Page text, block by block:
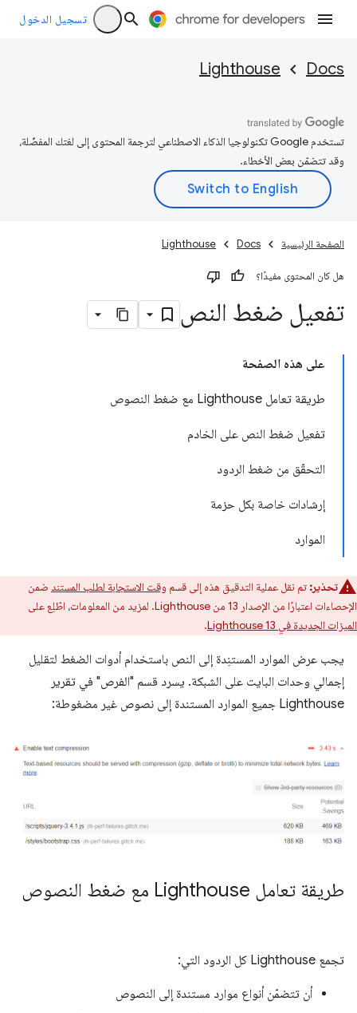
تسجيل الدخول
Docs
Lighthouse
تستخدم Google تكنولوجيا الذكاء الاصطناعي لترجمة المحتوى إلى لغتك المفضّلة،
وقد تتضمّن بعض الأخطاء.
الصفحة الرئيسية Docs
Lighthouse
هل كان المحتوى مفيدًا؟
تفعيل ضغط النص
على هذه الصفحة
طريقة تعامل Lighthouse مع ضغط النصوص
تفعيل ضغط النص على الخادم
التحقّق من ضغط الردود
إرشادات خاصة بكل حزمة
الموارد
تحذير: تم نقل عملية التدقيق هذه إلى قسم وقت الاستجابة لطلب المستند ضمن
الإحصاءات اعتبارًا من الإصدار 13 من Lighthouse. لمزيد من المعلومات، اطّلِع على
الميزات الجديدة في Lighthouse 13
.
يجب عرض الموارد المستنِدة إلى النص باستخدام أدوات الضغط لتقليل
إجمالي وحدات البايت على الشبكة. يسرد قسم "الفرص" في تقرير
Lighthouse جميع الموارد المستندة إلى نصوص غير مضغوطة:
طريقة تعامل Lighthouse مع ضغط النصوص
تجمع Lighthouse كل الردود التي:
أن تتضمّن أنواع موارد مستندة إلى النصوص